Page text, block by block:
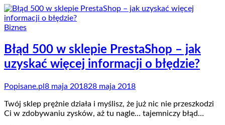
Biznes
Błąd 500 w sklepie PrestaShop – jak
uzyskać więcej informacji o błędzie?
Popisane.pl 8 maja 201828 maja 2018
Twój sklep prężnie działa i myślisz, że już nic nie przeszkodzi
Ci w zdobywaniu zysków, aż tu nagle… tajemniczy błąd…